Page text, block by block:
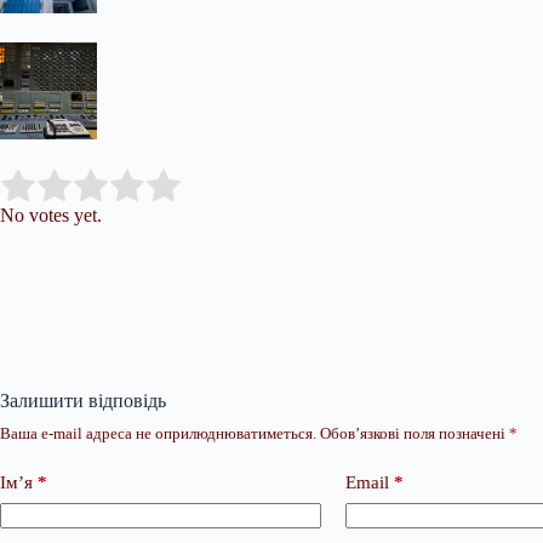
Rate this item:
No votes yet.
Залишити відповідь
Ваша e-mail адреса не оприлюднюватиметься. Обов’язкові поля позначені *
Ім’я * Email *